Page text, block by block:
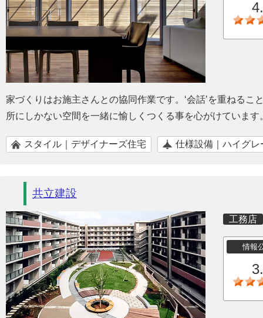
家づくりはお施主さんとの協同作業です。‘会話’を重ねる
所にしかない空間を一緒に愉しくつくる事を心がけています
スタイル｜デザイナーズ住宅 仕様設備｜ハイグレ
共立建設
工務店
情報